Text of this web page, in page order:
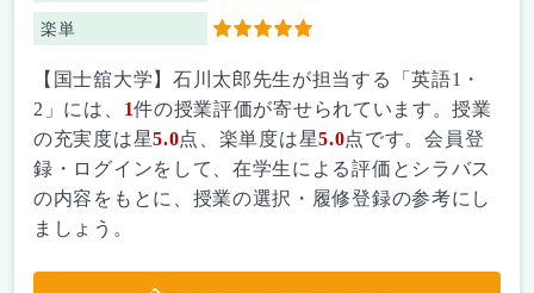
楽単 5
【国士舘大学】石川太郎先生が担当する「英語1・
2」には、 1件の授業評価が寄せられています。授業
の充実度は星5.0点、楽単度は星5.0点です。会員登
録・ログインをして、在学生による評価とシラバス
の内容をもとに、授業の選択・履修登録の参考にし
ましょう。